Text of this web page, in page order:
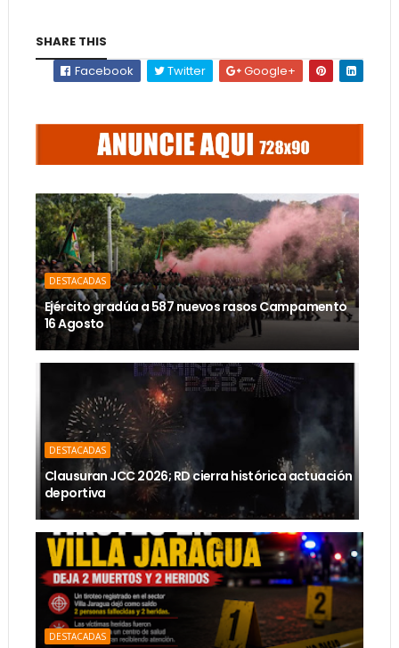
SHARE THIS
Facebook
Twitter Google+
DESTACADAS
Ejército gradúa a 587 nuevos rasos Campamento
16 Agosto
DESTACADAS
Clausuran JCC 2026; RD cierra histórica actuación
deportiva
DESTACADAS